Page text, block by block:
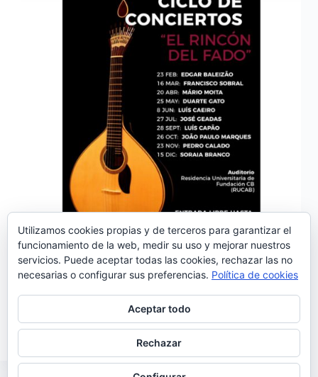
Este viernes 23 de febrero comienza en la Fundación
CB un ciclo de conciertos de fado en el auditorio de
la Residencia Universitaria RUCAB. El objetivo de
esta iniciativa de la Fundación es potenciar el
concepto de Eurociudad Badajoz-Elvas; <<que…
Noemí Sánchez
20/02/2018
Utilizamos cookies propias y de terceros para garantizar el
funcionamiento de la web, medir su uso y mejorar nuestros
servicios. Puede aceptar todas las cookies, rechazar las no
necesarias o configurar sus preferencias. Política de cookies
Aceptar todo
Rechazar